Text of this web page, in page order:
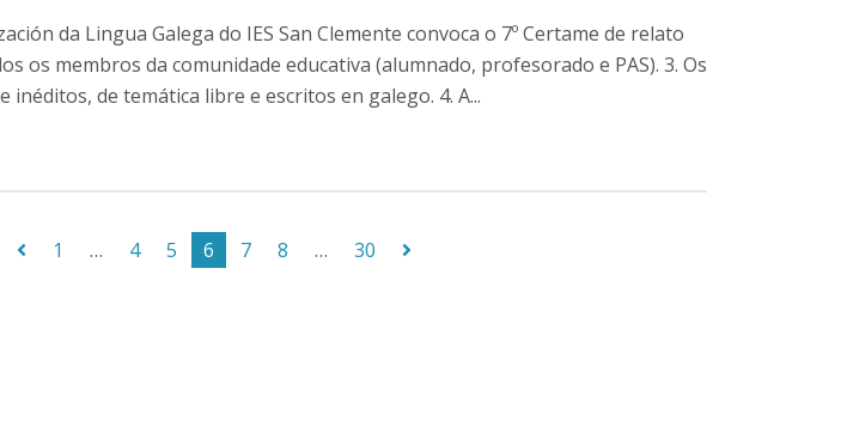
da Lingua Galega do IES San Clemente convoca o 7º Certame de relato
os membros da comunidade educativa (alumnado, profesorado e PAS). 3. Os
de temática libre e escritos en galego. 4. A...
1 … 4 5 6 7 8 … 30